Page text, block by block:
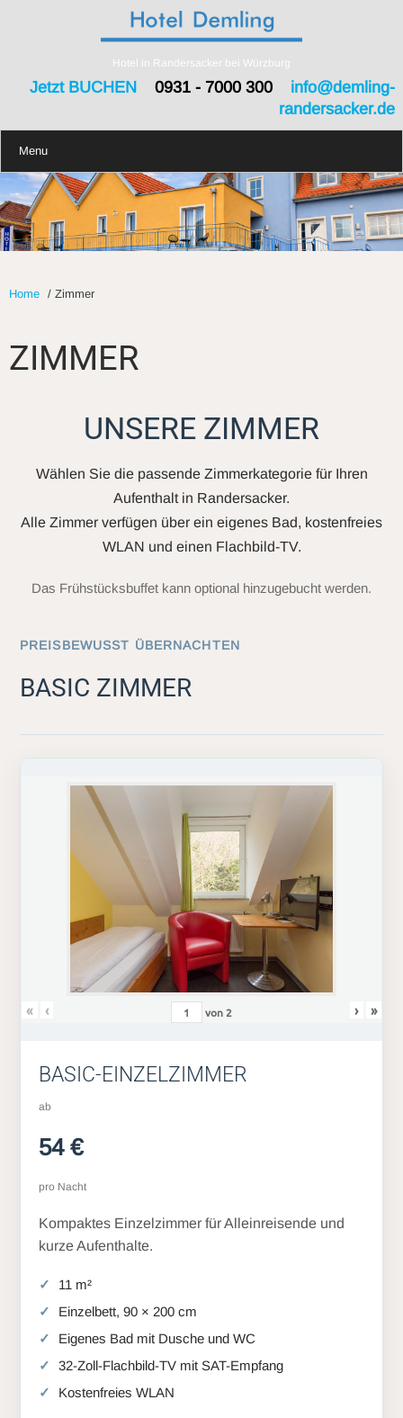
Hotel in Randersacker bei Würzburg
Jetzt BUCHEN0931 - 7000 300 info@demling-
randersacker.de
Menu
Home / Zimmer
ZIMMER
UNSERE ZIMMER
Wählen Sie die passende Zimmerkategorie für Ihren
Aufenthalt in Randersacker.
Alle Zimmer verfügen über ein eigenes Bad, kostenfreies
WLAN und einen Flachbild-TV.
Das Frühstücksbuffet kann optional hinzugebucht werden.
PREISBEWUSST ÜBERNACHTEN
BASIC ZIMMER
« ‹ von 2 › »
BASIC-EINZELZIMMER
ab
54 €
pro Nacht
Kompaktes Einzelzimmer für Alleinreisende und
kurze Aufenthalte.
11 m²
Einzelbett, 90 × 200 cm
Eigenes Bad mit Dusche und WC
32-Zoll-Flachbild-TV mit SAT-Empfang
Kostenfreies WLAN